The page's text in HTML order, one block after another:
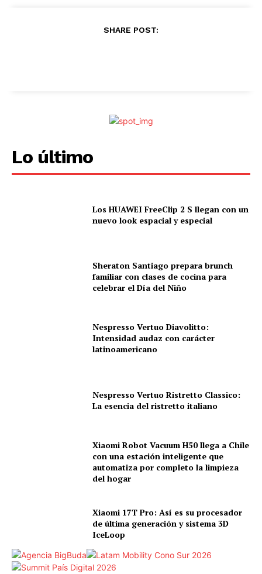
SHARE POST:
Lo último
Los HUAWEI FreeClip 2 S llegan con un
nuevo look espacial y especial
Sheraton Santiago prepara brunch
familiar con clases de cocina para
celebrar el Día del Niño
Nespresso Vertuo Diavolitto:
Intensidad audaz con carácter
latinoamericano
Nespresso Vertuo Ristretto Classico:
La esencia del ristretto italiano
Xiaomi Robot Vacuum H50 llega a Chile
con una estación inteligente que
automatiza por completo la limpieza
del hogar
Xiaomi 17T Pro: Así es su procesador
de última generación y sistema 3D
IceLoop